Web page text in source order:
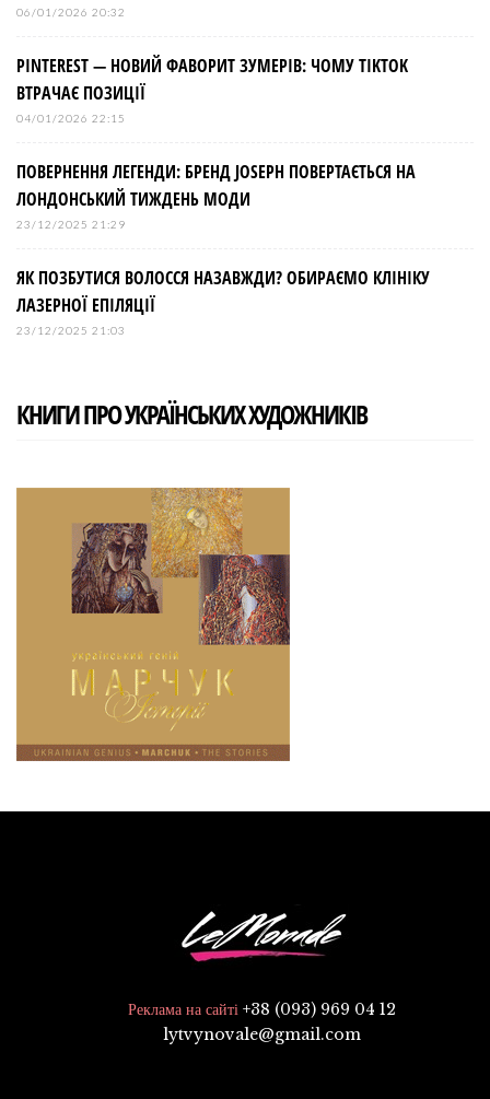
06/01/2026 20:32
PINTEREST — НОВИЙ ФАВОРИТ ЗУМЕРІВ: ЧОМУ TIKTOK
ВТРАЧАЄ ПОЗИЦІЇ
04/01/2026 22:15
ПОВЕРНЕННЯ ЛЕГЕНДИ: БРЕНД JOSEPH ПОВЕРТАЄТЬСЯ НА
ЛОНДОНСЬКИЙ ТИЖДЕНЬ МОДИ
23/12/2025 21:29
ЯК ПОЗБУТИСЯ ВОЛОССЯ НАЗАВЖДИ? ОБИРАЄМО КЛІНІКУ
ЛАЗЕРНОЇ ЕПІЛЯЦІЇ
23/12/2025 21:03
КНИГИ ПРО УКРАЇНСЬКИХ ХУДОЖНИКІВ
Реклама на сайті +38 (093) 969 04 12
lytvynovale@gmail.com